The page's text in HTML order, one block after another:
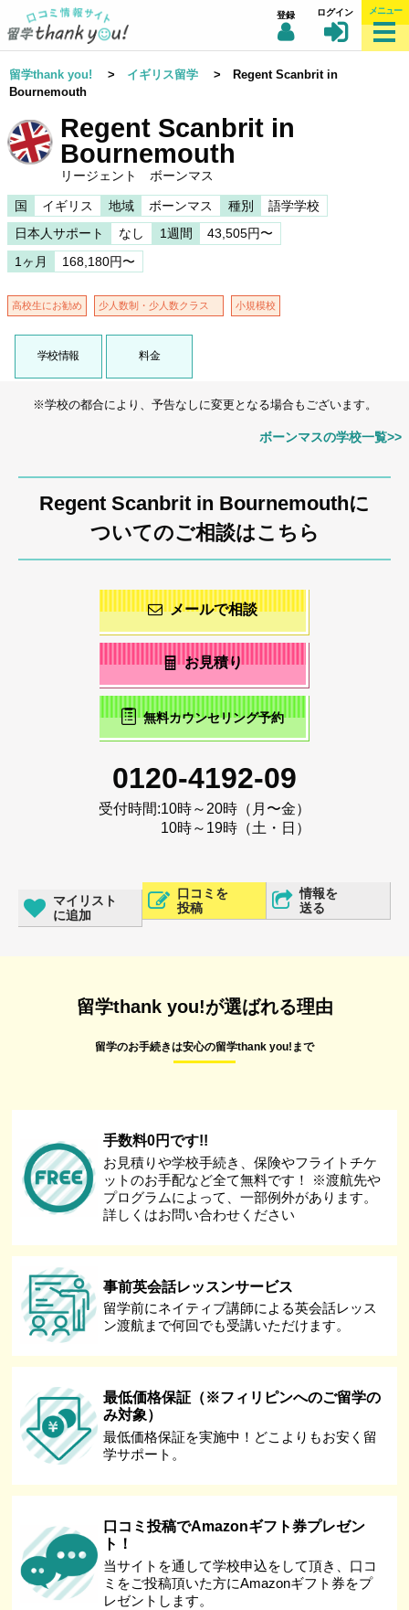
登録 ログイン メニュー
留学thank you! > イギリス留学 > Regent Scanbrit in
Bournemouth
Regent Scanbrit in
Bournemouth
リージェント ボーンマス
国 イギリス 地域 ボーンマス 種別
語学学校
日本人サポート
なし 1週間
43,505円〜
1ヶ月
168,180円〜
高校生にお勧め 少人数制・少人数クラス 小規模校
学校情報 料金
※学校の都合により、予告なしに変更となる場合もございます。
ボーンマスの学校一覧>>
Regent Scanbrit in Bournemouthに
ついてのご相談はこちら
メールで相談
お見積り
無料カウンセリング予約
0120-4192-09
受付時間:10時～20時（月〜金）
10時～19時（土・日）
マイリスト
に追加
口コミを
投稿
情報を
送る
留学thank you!が選ばれる理由
留学のお手続きは安心の留学thank you!まで
手数料0円です!!
お見積りや学校手続き、保険やフライトチケ
ットのお手配など全て無料です！ ※渡航先や
プログラムによって、一部例外があります。
詳しくはお問い合わせください
事前英会話レッスンサービス
留学前にネイティブ講師による英会話レッス
ン渡航まで何回でも受講いただけます。
最低価格保証（※フィリピンへのご留学の
み対象）
最低価格保証を実施中！どこよりもお安く留
学サポート。
口コミ投稿でAmazonギフト券プレゼン
ト！
当サイトを通して学校申込をして頂き、口コ
ミをご投稿頂いた方にAmazonギフト券をプ
レゼントします。